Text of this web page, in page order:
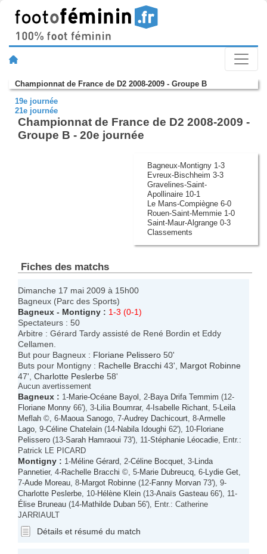
Championnat de France de D2 2008-2009 - Groupe B
19e journée
21e journée
Championnat de France de D2 2008-2009 -
Groupe B - 20e journée
Bagneux-Montigny 1-3
Evreux-Bischheim 3-3
Gravelines-Saint-
Apollinaire 10-1
Le Mans-Compiègne 6-0
Rouen-Saint-Memmie 1-0
Saint-Maur-Algrange 0-3
Classements
Fiches des matchs
Dimanche 17 mai 2009 à 15h00
Bagneux (Parc des Sports)
Bagneux - Montigny : 1-3 (0-1)
Spectateurs : 50
Arbitre : Gérard Tardy assisté de René Bordin et Eddy
Cellamen.
But pour Bagneux : Floriane Pelissero 50'
Buts pour Montigny : Rachelle Bracchi 43', Margot Robinne
47', Charlotte Peslerbe 58'
Aucun avertissement
Bagneux : 1-Marie-Océane Bayol , 2-Baya Drifa Temmim (12-
Floriane Monny 66'), 3- Lilia Boumrar, 4- Isabelle Richant , 5- Leila
Meflah ©, 6-Maoua Sanogo , 7-Audrey Dachicourt , 8-Armelle
Lago , 9-Céline Chatelain (14-Nabila Idoughi 62'), 10-Floriane
Pelissero (13-Sarah Hamraoui 73'), 11-Stéphanie Léocadie , Entr.:
Patrick LE PICARD
Montigny : 1-Méline Gérard , 2-Céline Bocquet , 3- Linda
Pannetier, 4-Rachelle Bracchi ©, 5-Marie Dubreucq , 6- Lydie Get
7-Aude Moreau , 8-Margot Robinne (12-Fanny Morvan 73'), 9-
Charlotte Peslerbe , 10-Hélène Klein (13-Anaïs Gasteau 66'), 11-
Élise Bruneau (14-Mathilde Duban 56'), Entr.: Catherine
JARRIAULT
Détails et résumé du match